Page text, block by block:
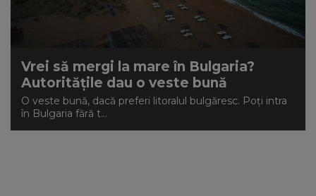
CONTUL MEU
Vrei să mergi la mare în Bulgaria?
Autoritățile dau o veste bună
O veste bună, dacă preferi litoralul bulgăresc. Poți intra
în Bulgaria fără t...